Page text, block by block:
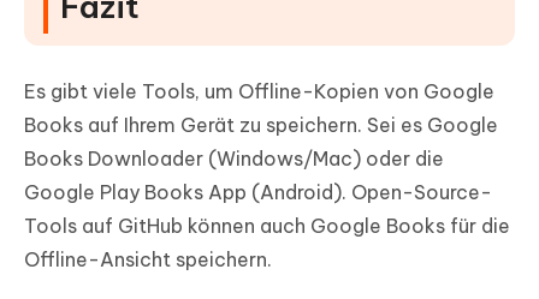
Es gibt viele Tools, um Offline-Kopien von Google
Books auf Ihrem Gerät zu speichern. Sei es Google
Books Downloader (Windows/Mac) oder die
Google Play Books App (Android). Open-Source-
Tools auf GitHub können auch Google Books für die
Offline-Ansicht speichern.